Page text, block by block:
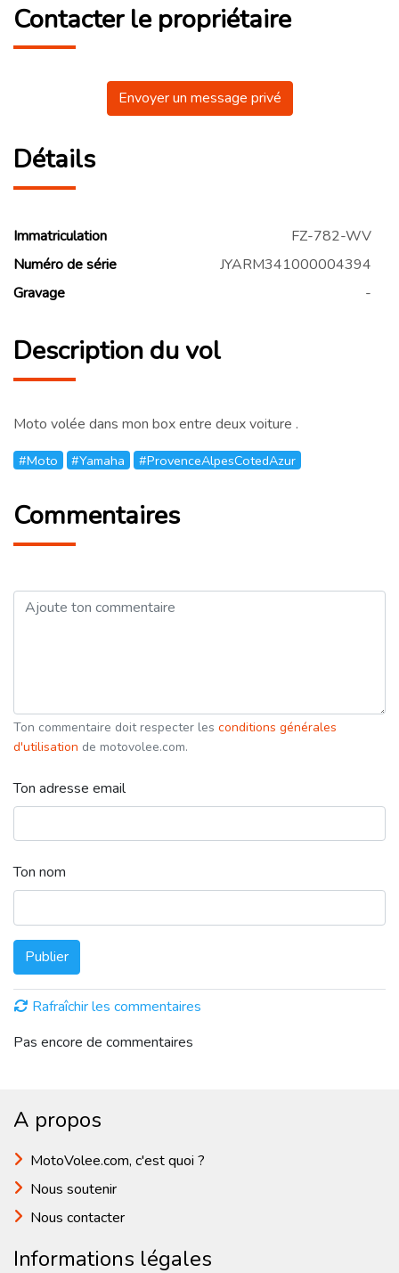
Contacter le propriétaire
Envoyer un message privé
Détails
Immatriculation
FZ-782-WV
Numéro de série
JYARM341000004394
Gravage
-
Description du vol
Moto volée dans mon box entre deux voiture .
#Moto #Yamaha #ProvenceAlpesCotedAzur
Commentaires
Ton commentaire doit respecter les conditions générales
d'utilisation de motovolee.com.
Ton adresse email
Ton nom
Publier
Rafraîchir les commentaires
Pas encore de commentaires
A propos
MotoVolee.com, c'est quoi ?
Nous soutenir
Nous contacter
Informations légales